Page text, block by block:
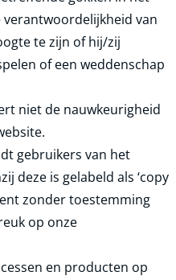
verantwoordelijkheid van
te zijn of hij/zij
of een weddenschap
niet de nauwkeurigheid
gebruikers van het
deze is gelabeld als ‘copy
zonder toestemming
op onze
en producten op